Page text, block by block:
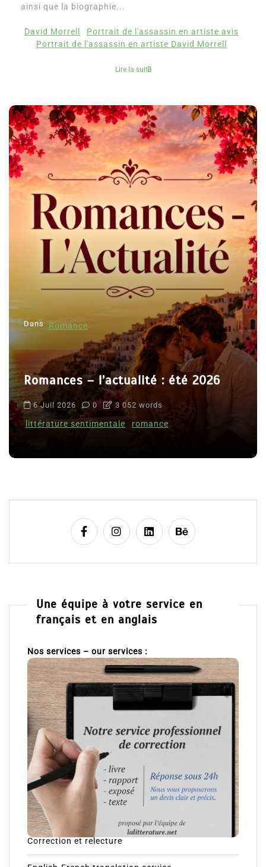
ainsi que la biographie...
David Morrell
Portrait de l'assassin en artiste avis
Portrait de l'assassin en artiste David Morrell
Lire la suite
Dans Romance
Romances – l’actualité : été 2026
6 Juil 2026 0 3 052 words
littérature sentimentale romance
Une équipe à votre service en
français et en anglais
Nos services – our services :
Correction et relecture